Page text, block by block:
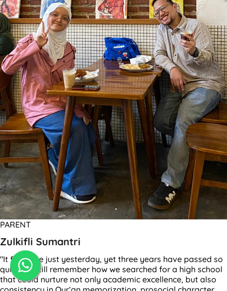
PARENT
Zulkifli Sumantri
"It feels like just yesterday, yet three years have passed so
quickly. I still remember how we searched for a high school
that could nurture not only academic excellence, but also